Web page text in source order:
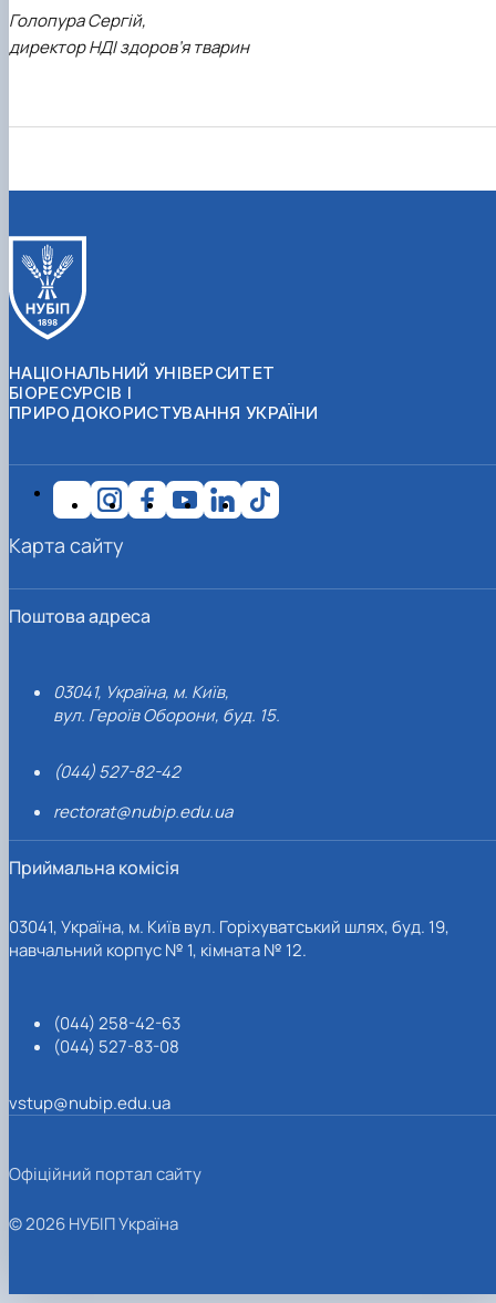
Голопура Сергій,
директор НДІ здоров’я тварин
НАЦІОНАЛЬНИЙ УНІВЕРСИТЕТ
БІОРЕСУРСІВ І
ПРИРОДОКОРИСТУВАННЯ УКРАЇНИ
Поштова адреса
03041, Україна, м. Київ,
вул. Героїв Оборони, буд. 15.
(044) 527-82-42
rectorat@nubip.edu.ua
Приймальна комісія
03041, Україна, м. Київ вул. Горіхуватський шлях, буд. 19,
навчальний корпус № 1, кімната № 12.
(044) 258-42-63
(044) 527-83-08
vstup@nubip.edu.ua
Карта сайту
Офіційний портал сайту
© 2026 НУБІП Україна